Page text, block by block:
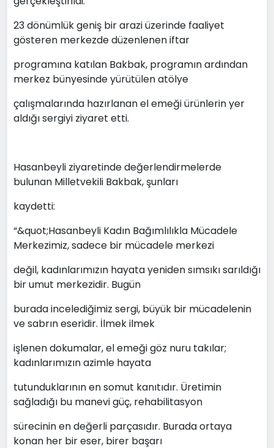
23 dönümlük geniş bir arazi üzerinde faaliyet
gösteren merkezde düzenlenen iftar
programına katılan Bakbak, programın ardından
merkez bünyesinde yürütülen atölye
çalışmalarında hazırlanan el emeği ürünlerin yer
aldığı sergiyi ziyaret etti.
Hasanbeyli ziyaretinde değerlendirmelerde
bulunan Milletvekili Bakbak, şunları
kaydetti:
“&quot;Hasanbeyli Kadın Bağımlılıkla Mücadele
Merkezimiz, sadece bir mücadele merkezi
değil, kadınlarımızın hayata yeniden sımsıkı sarıldığı
bir umut merkezidir. Bugün
burada incelediğimiz sergi, büyük bir mücadelenin
ve sabrın eseridir. İlmek ilmek
işlenen dokumalar, el emeği göz nuru takılar;
kadınlarımızın azimle hayata
tutunduklarının en somut kanıtıdır. Üretimin
sağladığı bu manevi güç, rehabilitasyon
sürecinin en değerli parçasıdır. Burada ortaya
konan her bir eser, birer başarı